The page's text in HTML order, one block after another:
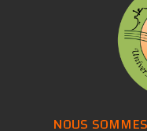
NOUS